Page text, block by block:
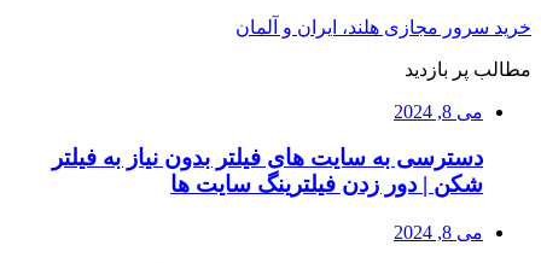
خرید سرور مجازی هلند، ایران و آلمان
مطالب پر بازدید
می 8, 2024
دسترسی به سایت های فیلتر بدون نیاز به فیلتر
شکن | دور زدن فیلترینگ سایت ها
می 8, 2024